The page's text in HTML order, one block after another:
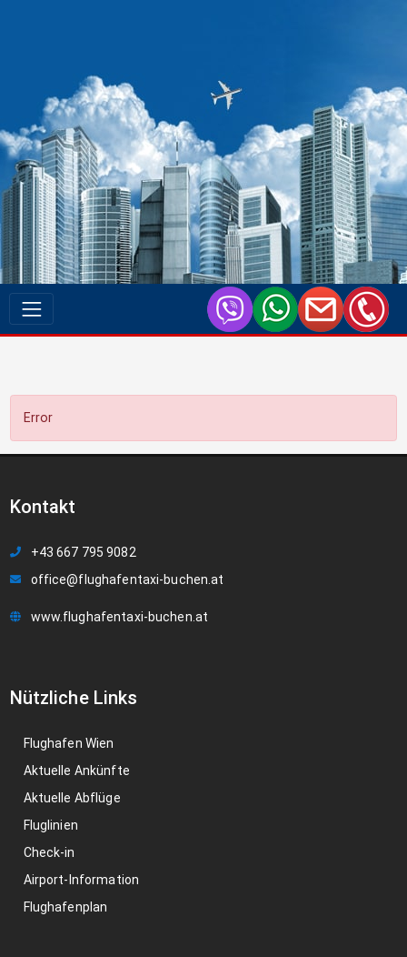
Error
Kontakt
+43 667 795 9082
office@flughafentaxi-buchen.at
www.flughafentaxi-buchen.at
Nützliche Links
Flughafen Wien
Aktuelle Ankünfte
Aktuelle Abflüge
Fluglinien
Check-in
Airport-Information
Flughafenplan